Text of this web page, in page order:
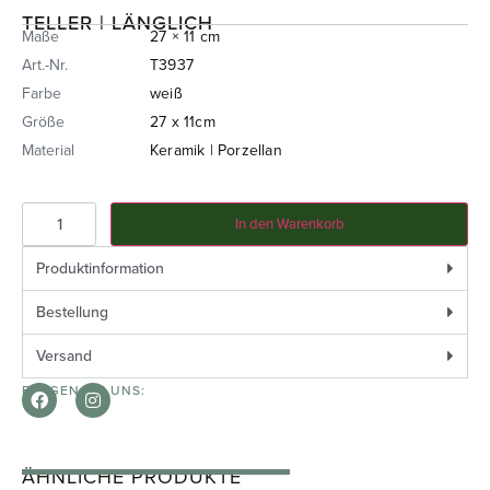
TELLER | LÄNGLICH
Maße
27 × 11 cm
Art.-Nr.
T3937
Farbe
weiß
Größe
27 x 11cm
Material
Keramik | Porzellan
In den Warenkorb
Produktinformation
Bestellung
Versand
FOLGEN SIE UNS:
ÄHNLICHE PRODUKTE